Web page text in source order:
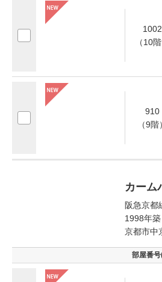
1002
（10階
910
（9階）
カーム
阪急京
1998年
京都市中
部屋番